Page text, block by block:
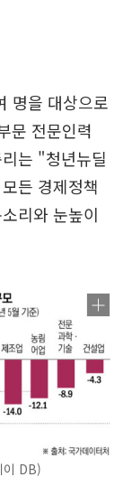
명을 대상으로
문 전문인력
는 "청년뉴딜
든 경제정책
리와 눈높이
이 DB)